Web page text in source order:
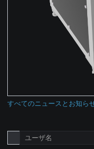
すべてのニュースとお知ら